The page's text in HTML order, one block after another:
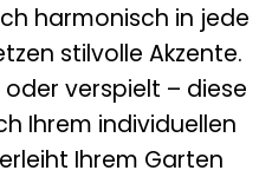
harmonisch in jede
stilvolle Akzente.
verspielt – diese
Ihrem individuellen
Ihrem Garten